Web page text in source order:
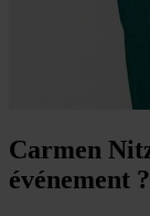
Carmen
événement ?